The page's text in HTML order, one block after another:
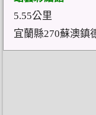
5.55公里
宜蘭縣270蘇澳鎮